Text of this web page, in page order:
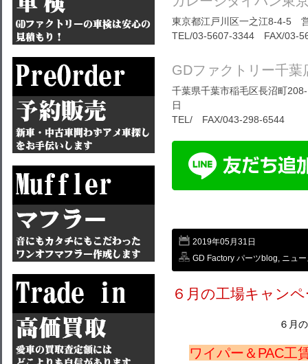
東京都江戸川区一之江8-4-5
TEL/03-5607-3344 FAX/03-
GDファクトリー千葉
千葉県千葉市稲毛区長沼町
日
TEL/ FAX/043-298-6544
2019年05月31日
GD Factory パーツblog, ニュ
６月の工場キャン
６月
ワイパー＆PAC工